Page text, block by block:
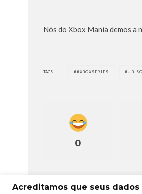
Nós do Xbox Mania demos a
TAGS #XBOXSERIES
0
Acreditamos que seus